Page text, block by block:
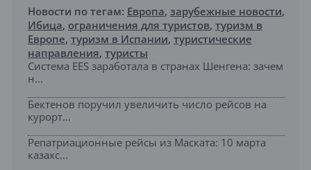
Новости по тегам: Европа, зарубежные новости,
Ибица, ограничения для туристов, туризм в
Европе, туризм в Испании, туристические
направления, туристы
Система EES заработала в странах Шенгена: зачем
н...
Бектенов поручил увеличить число рейсов на
курорт...
Репатриационные рейсы из Маската: 10 марта
казахс...